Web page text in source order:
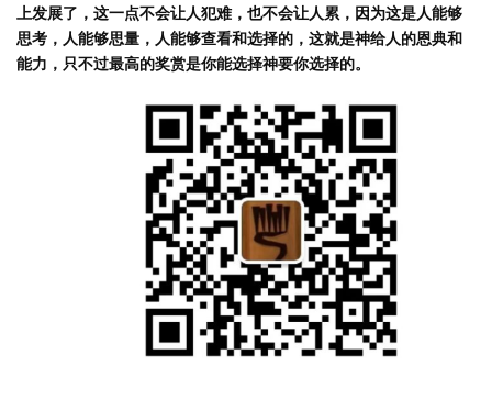
上发展了，这一点不会让人犯难，也不会让人累，因为这是人能够
思考，人能够思量，人能够查看和选择的，这就是神给人的恩典和
能力，只不过最高的奖赏是你能选择神要你选择的。